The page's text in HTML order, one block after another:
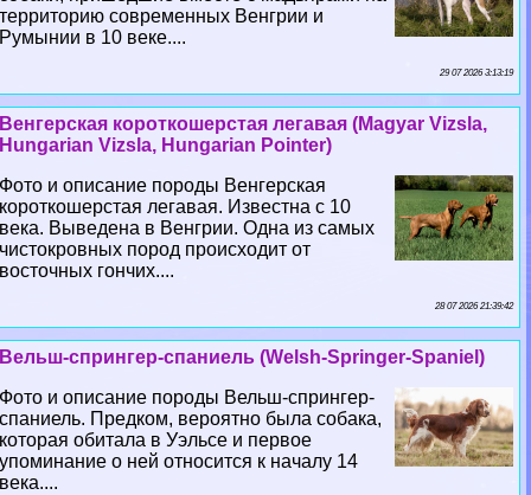
территорию современных Венгрии и
Румынии в 10 веке....
29 07 2026 3:13:19
Венгерская короткошерстая легавая (Magyar Vizsla,
Hungarian Vizsla, Hungarian Pointer)
Фото и описание породы Венгерская
короткошерстая легавая. Известна с 10
века. Выведена в Венгрии. Одна из самых
чистокровных пород происходит от
восточных гончих....
28 07 2026 21:39:42
Вельш-спрингер-спаниель (Welsh-Springer-Spaniel)
Фото и описание породы Вельш-спрингер-
спаниель. Предком, вероятно была собака,
которая обитала в Уэльсе и первое
упоминание о ней относится к началу 14
века....